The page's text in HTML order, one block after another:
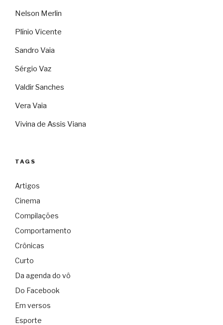
Nelson Merlin
Plínio Vicente
Sandro Vaia
Sérgio Vaz
Valdir Sanches
Vera Vaia
Vivina de Assis Viana
TAGS
Artigos
Cinema
Compilações
Comportamento
Crônicas
Curto
Da agenda do vô
Do Facebook
Em versos
Esporte